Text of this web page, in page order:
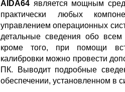
AIDA64 является мощным
практически любых
управлением операционных
детальные сведения обо
кроме того, при помощи
калибровки можно провести
ПК. Выводит подробные
обеспечении, установленном в